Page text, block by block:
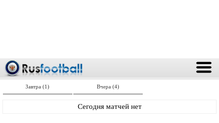
Завтра (1) Вчера (4)
Сегодня матчей нет